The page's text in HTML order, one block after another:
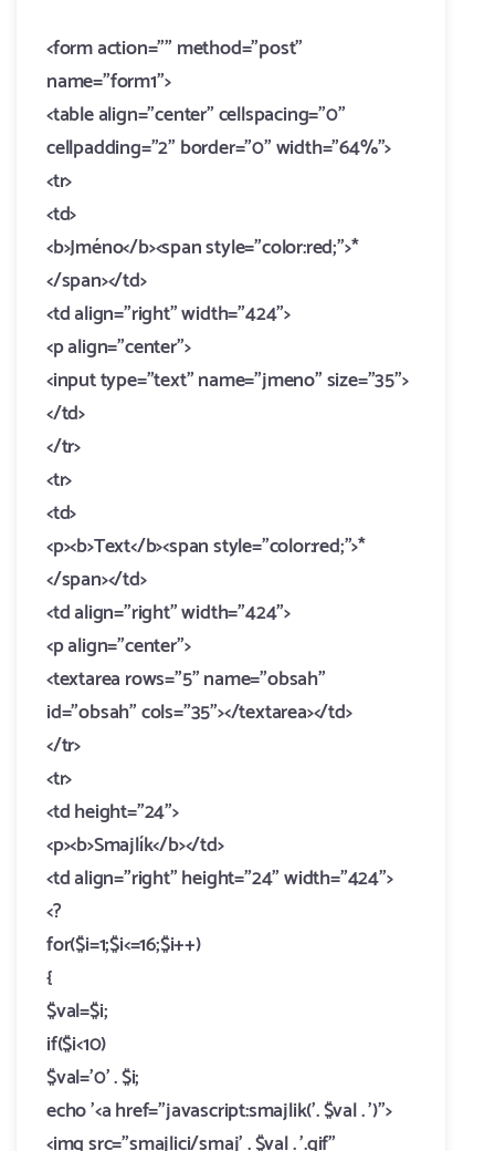
<form action="" method="post"
name="form1">
<table align="center" cellspacing="0"
cellpadding="2" border="0" width="64%">
<tr>
<td>
<b>Jméno</b><span style="color:red;">*
</span></td>
<td align="right" width="424">
<p align="center">
<input type="text" name="jmeno" size="35">
</td>
</tr>
<tr>
<td>
<p><b>Text</b><span style="color:red;">*
</span></td>
<td align="right" width="424">
<p align="center">
<textarea rows="5" name="obsah"
id="obsah" cols="35"></textarea></td>
</tr>
<tr>
<td height="24">
<p><b>Smajlík</b></td>
<td align="right" height="24" width="424">
<?
for($i=1;$i<=16;$i++)
{
$val=$i;
if($i<10)
$val='0' . $i;
echo '<a href="javascript:smajlik('. $val . ')">
<img src="smajlici/smaj' . $val . '.gif"